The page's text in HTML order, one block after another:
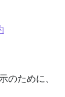
のために、